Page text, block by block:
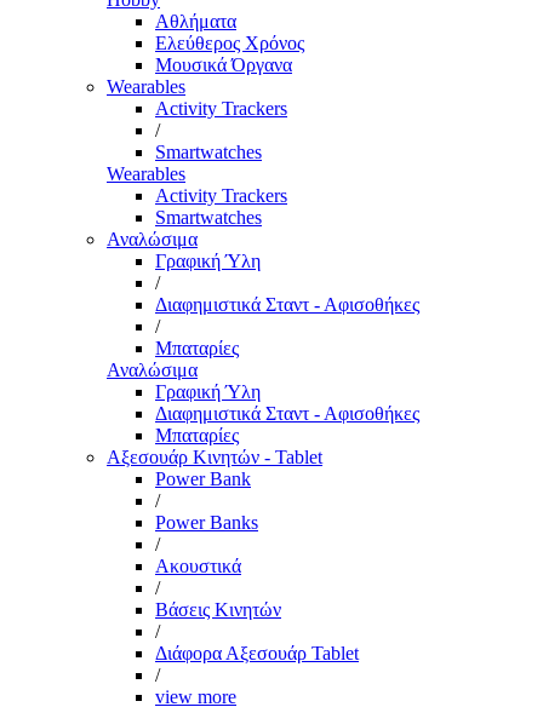
Αθλήματα
Ελεύθερος Χρόνος
Μουσικά Όργανα
Wearables
Activity Trackers
/
Smartwatches
Wearables
Activity Trackers
Smartwatches
Αναλώσιμα
Γραφική Ύλη
/
Διαφημιστικά Σταντ - Αφισοθήκες
/
Μπαταρίες
Αναλώσιμα
Γραφική Ύλη
Διαφημιστικά Σταντ - Αφισοθήκες
Μπαταρίες
Αξεσουάρ Κινητών - Tablet
Power Bank
/
Power Banks
/
Ακουστικά
/
Βάσεις Κινητών
/
Διάφορα Αξεσουάρ Tablet
/
view more